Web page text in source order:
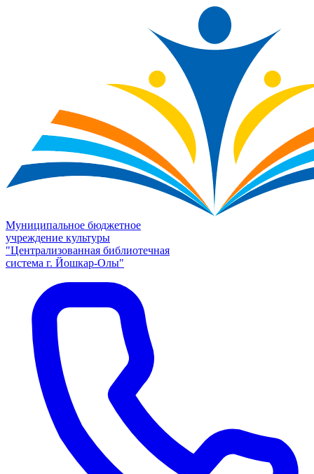
Муниципальное бюджетное
учреждение культуры
"Централизованная библиотечная
система г. Йошкар-Олы"